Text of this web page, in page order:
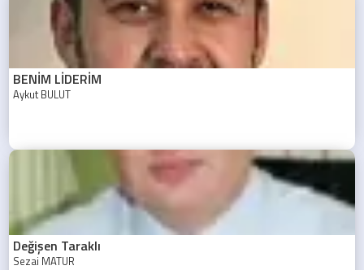
BENİM LİDERİM
Aykut BULUT
Değişen Taraklı
Sezai MATUR